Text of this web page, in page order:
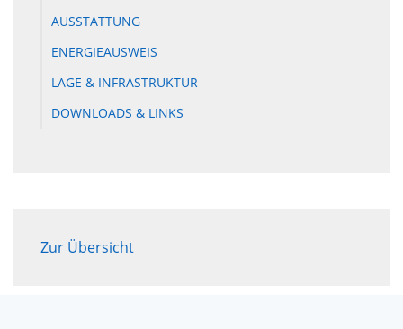
AUSSTATTUNG
ENERGIEAUSWEIS
LAGE & INFRASTRUKTUR
DOWNLOADS & LINKS
Zur Übersicht